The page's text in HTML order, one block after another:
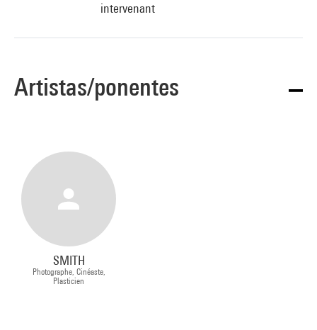
intervenant
Artistas/ponentes
SMITH
Photographe, Cinéaste,
Plasticien